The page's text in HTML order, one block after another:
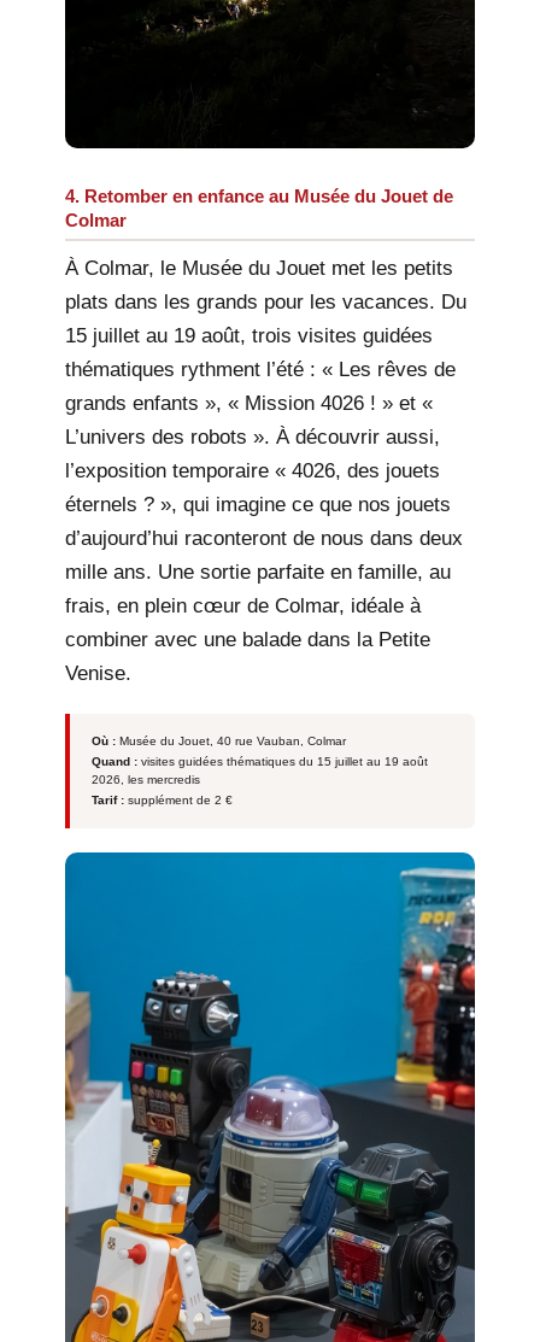
4. Retomber en enfance au Musée du Jouet de
Colmar
À Colmar, le Musée du Jouet met les petits
plats dans les grands pour les vacances. Du
15 juillet au 19 août, trois visites guidées
thématiques rythment l’été : « Les rêves de
grands enfants », « Mission 4026 ! » et «
L’univers des robots ». À découvrir aussi,
l’exposition temporaire « 4026, des jouets
éternels ? », qui imagine ce que nos jouets
d’aujourd’hui raconteront de nous dans deux
mille ans. Une sortie parfaite en famille, au
frais, en plein cœur de Colmar, idéale à
combiner avec une balade dans la Petite
Venise.
Où : Musée du Jouet, 40 rue Vauban, Colmar
Quand : visites guidées thématiques du 15 juillet au 19 août
2026, les mercredis
Tarif : supplément de 2 €